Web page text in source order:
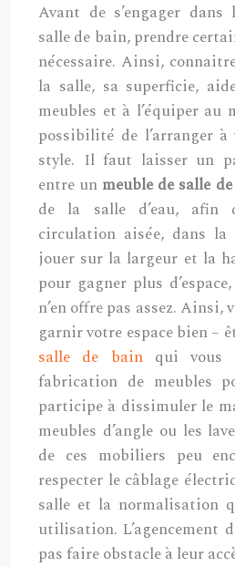
Avant de s’engager dans
salle de bain, prendre
nécessaire. Ainsi,
la salle, sa superficie,
meubles et à l’équiper au
possibilité de l’arranger
style. Il faut laisser un
entre un meuble de salle
de la salle d’eau, afin
circulation aisée, dans la
jouer sur la largeur et la
pour gagner plus
n’en offre pas assez. Ainsi,
garnir votre espace bien –
salle de bainqui vous
fabrication de meubles
participe à dissimuler le
meubles d’angle ou les
de ces mobiliers peu
respecter le câblage
salle et la normalisation
utilisation. L’agencement
pas faire obstacle à leur